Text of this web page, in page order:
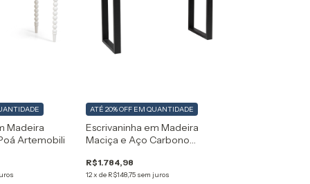
Madeira
Artemobili
Escrivaninha em Madeira
Maciça e Aço Carbono
R$1.784,98
12x de R$148,75 sem juros
ATÉ 20% OFF EM QUANTIDADE